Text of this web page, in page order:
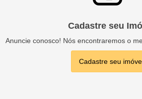
Cadastre seu
Anuncie conosco! Nós encontraremos o
Cadastre seu